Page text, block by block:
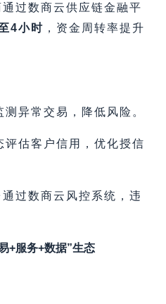
通过数商云供应链金融平
4小时 ，资金周转率提升
测异常交易，降低风险。
评估客户信用，优化授信
通过数商云风控系统，违
+服务+数据”生态